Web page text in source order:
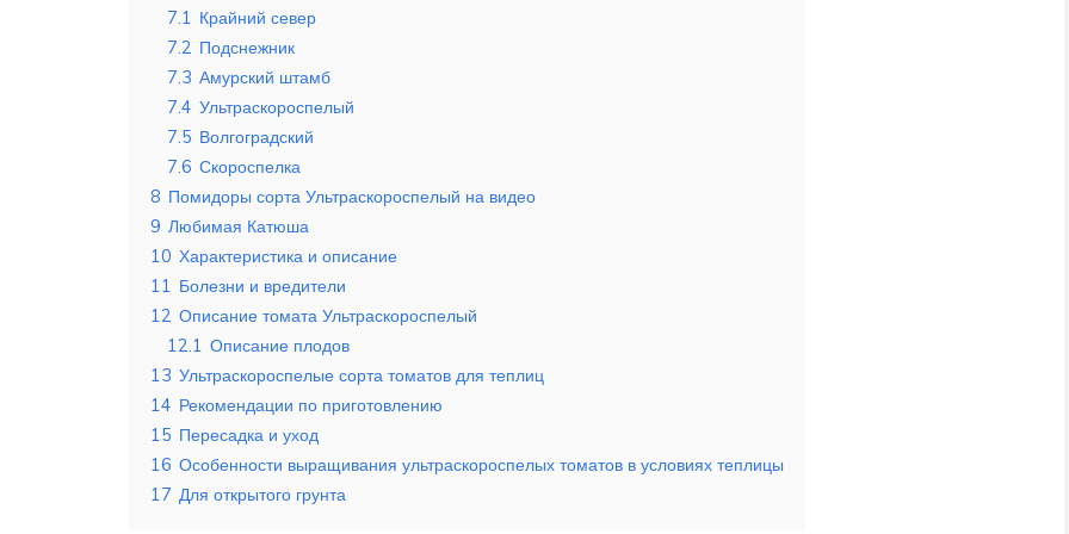
7.1 Крайний север
7.2 Подснежник
7.3 Амурский штамб
7.4 Ультраскороспелый
7.5 Волгоградский
7.6 Скороспелка
8 Помидоры сорта Ультраскороспелый на видео
9 Любимая Катюша
10 Характеристика и описание
11 Болезни и вредители
12 Описание томата Ультраскороспелый
12.1 Описание плодов
13 Ультраскороспелые сорта томатов для теплиц
14 Рекомендации по приготовлению
15 Пересадка и уход
16 Особенности выращивания ультраскороспелых томатов в условиях теплицы
17 Для открытого грунта